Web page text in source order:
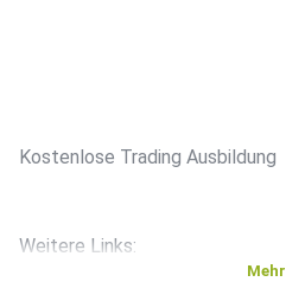
⁠⁠Kostenlose Trading Ausbildung⁠⁠
Weitere Links:
Mehr